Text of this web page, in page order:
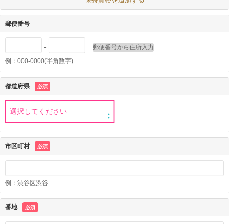
郵便番号
-
郵便番号から住所入力
例：000-0000(半角数字)
都道府県 必須
市区町村 必須
例：渋谷区渋谷
番地 必須